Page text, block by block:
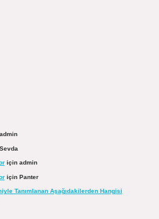
admin
Sevda
için admin
için Panter
Tanımlanan Aşağıdakilerden Hangisi